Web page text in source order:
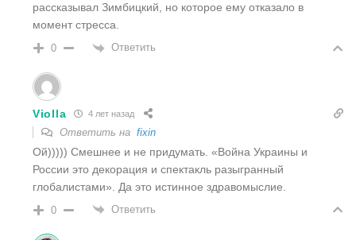
рассказывал Зимбицкий, но которое ему отказало в
момент стресса.
0 Ответить
Violla 4 лет назад
Ответить на fixin
Ой))))) Смешнее и не придумать. «Война Украины и
России это декорация и спектакль разыгранный
глобалистами». Да это истинное здравомыслие.
0 Ответить